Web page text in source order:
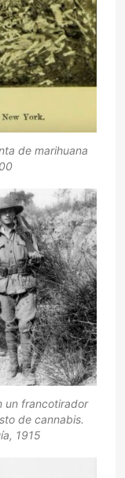
de marihuana
un francotirador
de cannabis.
1915